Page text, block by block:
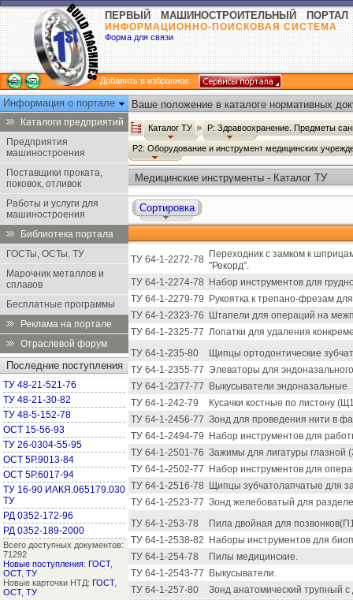
ПЕРВЫЙ МАШИНОСТРОИТЕЛЬНЫЙ ПОРТАЛ
ИНФОРМАЦИОННО-ПОИСКОВАЯ СИСТЕМА
Форма для связи
Добавить в избранное
Информация о портале
Каталоги предприятий
Предприятия
машиностроения
Поставщики проката,
поковок, отливок
Работы и услуги для
машиностроения
Библиотека портала
ГОСТы, ОСТы, ТУ
Марочник металлов и
сплавов
Бесплатные программы
Реклама на портале
Отраслевой форум
Последние поступления
ТУ 48-21-521-76
ТУ 48-21-30-82
ТУ 48-5-152-78
ОСТ 15-56-93
ТУ 26-0304-55-95
ОСТ 5Р.9013-84
ОСТ 5Р.6017-94
ТУ 16-90 ИАКЯ.065179.030
ТУ
РД 0352-172-96
РД 0352-189-2000
Всего доступных документов:
71292
Новые поступления: ГОСТ,
ОСТ, ТУ
Новые карточки НТД: ГОСТ,
ОСТ, ТУ
Ваше положение в каталоге нормативных
Каталог ТУ Р: Здравоохранение. Предметы
Р2: Оборудование и инструмент медицинских
Медицинские инструменты - Каталог ТУ
Сортировка
ТУ 64-1-2272-78
Переходник с замком к
"Рекорд".
ТУ 64-1-2274-78
Набор инструментов для
ТУ 64-1-2279-79
Рукоятка к трепано-фрезам
ТУ 64-1-2323-76
Штапели для операций на
ТУ 64-1-2325-77 Лопатки для удаления
ТУ 64-1-235-80
Щипцы ортодонтические
ТУ 64-1-2355-77 Элеваторы для
ТУ 64-1-2377-77
Выкусыватели эндоназальные.
ТУ 64-1-242-79
Кусачки костные по листону
ТУ 64-1-2456-77 Зонд для проведения нити в
ТУ 64-1-2494-79
Набор инструментов для
ТУ 64-1-2501-76 Зажимы для лигатуры глазной
ТУ 64-1-2502-77
Набор инструментов для
ТУ 64-1-2516-78
Щипцы зубчатолапчатые для
ТУ 64-1-2523-77 Зонд желебоватый для
ТУ 64-1-253-78
Пила двойная для
ТУ 64-1-2538-82
Наборы инструментов для
ТУ 64-1-254-78
Пилы медицинские.
ТУ 64-1-2543-77
Выкусыватели.
ТУ 64-1-257-80
Зонд анатомический трупный